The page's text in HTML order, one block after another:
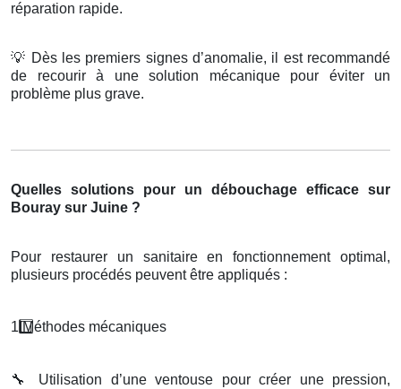
réparation rapide.
💡 Dès les premiers signes d’anomalie, il est recommandé
de recourir à une solution mécanique pour éviter un
problème plus grave.
Quelles solutions pour un débouchage efficace sur
Bouray sur Juine ?
Pour restaurer un sanitaire en fonctionnement optimal,
plusieurs procédés peuvent être appliqués :
1️ Méthodes mécaniques
🔧
Utilisation d’une ventouse pour créer une pression,